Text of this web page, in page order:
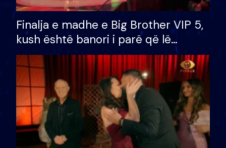
Finalja e madhe e Big Brother VIP 5,
kush është banori i parë që lë
shtëpinë dhe humb mundësinë për
të fituar çmimin e madh